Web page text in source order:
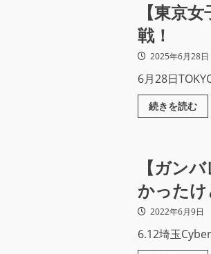
【東京
戦！
2025年6月28日
6月28日
続きを読む
【ガン
かった
す」と。￼
2022年6月9日
6.12埼玉